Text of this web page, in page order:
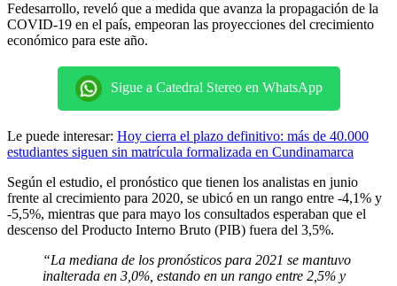
Fedesarrollo, reveló que a medida que avanza la propagación de la
COVID-19 en el país, empeoran las proyecciones del crecimiento
económico para este año.
Sigue a Catedral Stereo en WhatsApp
Le puede interesar: Hoy cierra el plazo definitivo: más de 40.000
estudiantes siguen sin matrícula formalizada en Cundinamarca
Según el estudio, el pronóstico que tienen los analistas en junio
frente al crecimiento para 2020, se ubicó en un rango entre -4,1% y
-5,5%, mientras que para mayo los consultados esperaban que el
descenso del Producto Interno Bruto (PIB) fuera del 3,5%.
“La mediana de los pronósticos para 2021 se mantuvo
inalterada en 3,0%, estando en un rango entre 2,5% y